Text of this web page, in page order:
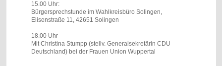
15.00 Uhr:
Bürgersprechstunde im Wahlkreisbüro Solingen,
Elisenstraße 11, 42651 Solingen
18.00 Uhr
Mit Christina Stumpp (stellv. Generalsekretärin CDU
Deutschland) bei der Frauen Union Wuppertal